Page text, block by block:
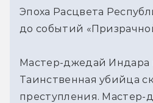
Эпоха Расцвета
до событий
Мастер-джедай Индара
Таинственная убийца
преступления. Мастер-